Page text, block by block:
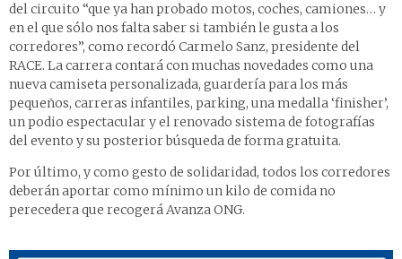
del circuito “que ya han probado motos, coches, camiones… y
en el que sólo nos falta saber si también le gusta a los
corredores”, como recordó Carmelo Sanz, presidente del
RACE. La carrera contará con muchas novedades como una
nueva camiseta personalizada, guardería para los más
pequeños, carreras infantiles, parking, una medalla ‘finisher’,
un podio espectacular y el renovado sistema de fotografías
del evento y su posterior búsqueda de forma gratuita.
Por último, y como gesto de solidaridad, todos los corredores
deberán aportar como mínimo un kilo de comida no
perecedera que recogerá Avanza ONG.